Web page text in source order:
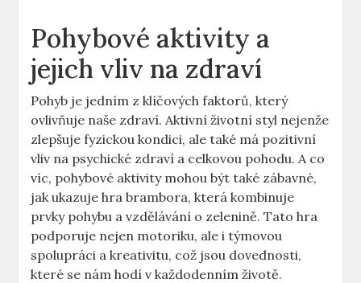
Pohybové aktivity a
jejich vliv na zdraví
Pohyb je jedním z klíčových faktorů, který
ovlivňuje naše zdraví. Aktivní životní styl nejenže
zlepšuje fyzickou kondici, ale také má pozitivní
vliv na psychické zdraví a celkovou pohodu. A co
víc, pohybové aktivity mohou být také zábavné,
jak ukazuje hra brambora, která kombinuje
prvky pohybu a vzdělávání o zelenině. Tato hra
podporuje nejen motoriku, ale i týmovou
spolupráci a kreativitu, což jsou dovednosti,
které se nám hodí v každodenním životě.